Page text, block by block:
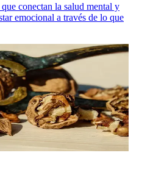
conectan la salud mental y
emocional a través de lo que